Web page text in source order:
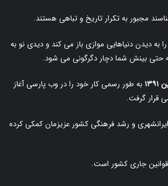
مجبور به تکرار تاریخ و تباهی هستند.
به دیدن دنیاهایی موازی باز می کند و دیدی نو به
حتی بینش شما دچار دگرگونی می شود.
به طور رسمی کار خود را در وب پارسی آغاز
قرار گرفت.
ایرانشهری و رشد فرهنگی کشور عزیزمان کمکی کرده
قوانین جاری کشور است.